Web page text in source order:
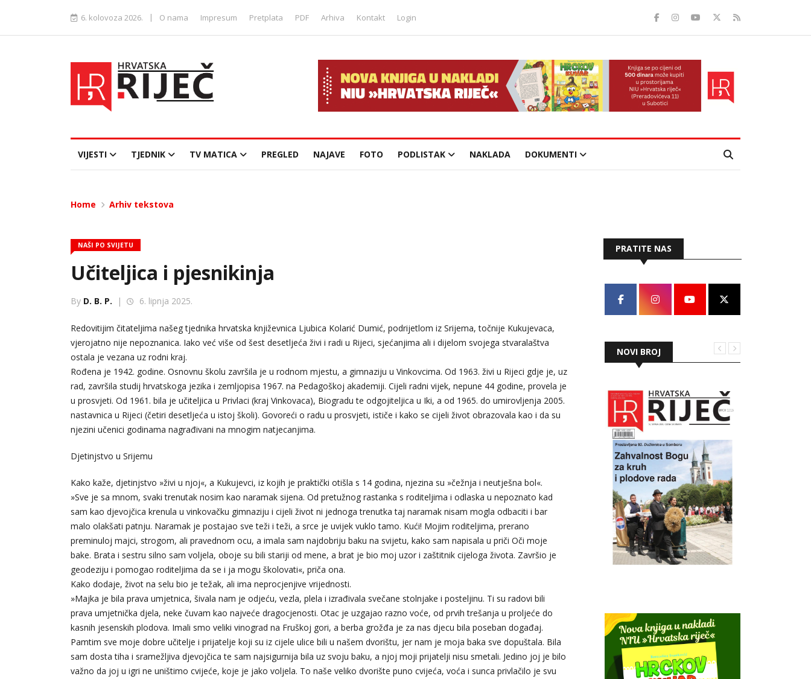
6. kolovoza 2026. | O nama Impresum Pretplata PDF Arhiva Kontakt Login
VIJESTI TJEDNIK TV MATICA PREGLED NAJAVE FOTO PODLISTAK NAKLADA DOKUMENTI
Home Arhiv tekstova
NAŠI PO SVIJETU
Učiteljica i pjesnikinja
By D. B. P. | 6. lipnja 2025.
Redovitijim čitateljima našeg tjednika hrvatska književnica Ljubica Kolarić Dumić, podrijetlom iz Srijema, točnije Kukujevaca,
vjerojatno nije nepoznanica. Iako već više od šest desetljeća živi i radi u Rijeci, sjećanjima ali i dijelom svojega stvaralaštva
ostala je vezana uz rodni kraj.
Rođena je 1942. godine. Osnovnu školu završila je u rodnom mjestu, a gimnaziju u Vinkovcima. Od 1963. živi u Rijeci gdje je, uz
rad, završila studij hrvatskoga jezika i zemljopisa 1967. na Pedagoškoj akademiji. Cijeli radni vijek, nepune 44 godine, provela je
u prosvjeti. Od 1961. bila je učiteljica u Privlaci (kraj Vinkovaca), Biogradu te odgojiteljica u Iki, a od 1965. do umirovljenja 2005.
nastavnica u Rijeci (četiri desetljeća u istoj školi). Govoreći o radu u prosvjeti, ističe i kako se cijeli život obrazovala kao i da su
njezini učenici godinama nagrađivani na mnogim natjecanjima.
Djetinjstvo u Srijemu
Kako kaže, djetinjstvo »živi u njoj«, a Kukujevci, iz kojih je praktički otišla s 14 godina, njezina su »čežnja i neutješna bol«.
»Sve je sa mnom, svaki trenutak nosim kao naramak sijena. Od pretužnog rastanka s roditeljima i odlaska u nepoznato kad
sam kao djevojčica krenula u vinkovačku gimnaziju i cijeli život ni jednoga trenutka taj naramak nisam mogla odbaciti i bar
malo olakšati patnju. Naramak je postajao sve teži i teži, a srce je uvijek vuklo tamo. Kući! Mojim roditeljima, prerano
preminuloj majci, strogom, ali pravednom ocu, a imala sam najdobriju baku na svijetu, kako sam napisala u priči Oči moje
bake. Brata i sestru silno sam voljela, oboje su bili stariji od mene, a brat je bio moj uzor i zaštitnik cijeloga života. Završio je
geodeziju i pomogao roditeljima da se i ja mogu školovati«, priča ona.
Kako dodaje, život na selu bio je težak, ali ima neprocjenjive vrijednosti.
»Majka je bila prava umjetnica, šivala nam je odjeću, vezla, plela i izrađivala svečane stolnjake i posteljinu. Ti su radovi bili
prava umjetnička djela, neke čuvam kao najveće dragocjenosti. Otac je uzgajao razno voće, od prvih trešanja u proljeće do
kasnih jesenskih plodova. Imali smo veliki vinograd na Fruškoj gori, a berba grožđa je za nas djecu bila poseban događaj.
Pamtim sve moje dobre učitelje i prijatelje koji su iz cijele ulice bili u našem dvorištu, jer nam je moja baka sve dopuštala. Bila
sam dosta tiha i sramežljiva djevojčica te sam najsigurnija bila uz svoju baku, a njoj moji prijatelji nisu smetali. Jedino joj je bilo
važno da joj u igri ne uništimo cvijeće, koje je jako voljela. To naše veliko dvorište puno cvijeća, voća i sunca privlačilo je svu
PRATITE NAS
NOVI BROJ